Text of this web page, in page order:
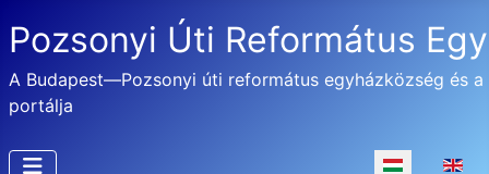
Pozsonyi Úti Református
A Budapest—Pozsonyi úti református egyházközség és a
portálja
Válasszon